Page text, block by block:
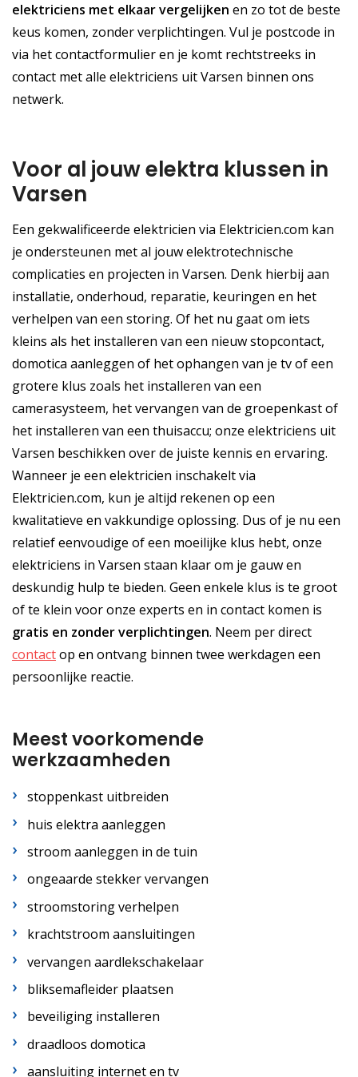
elektriciens met elkaar vergelijken en zo tot de beste
keus komen, zonder verplichtingen. Vul je postcode in
via het contactformulier en je komt rechtstreeks in
contact met alle elektriciens uit Varsen binnen ons
netwerk.
Voor al jouw elektra klussen in
Varsen
Een gekwalificeerde elektricien via Elektricien.com kan
je ondersteunen met al jouw elektrotechnische
complicaties en projecten in Varsen. Denk hierbij aan
installatie, onderhoud, reparatie, keuringen en het
verhelpen van een storing. Of het nu gaat om iets
kleins als het installeren van een nieuw stopcontact,
domotica aanleggen of het ophangen van je tv of een
grotere klus zoals het installeren van een
camerasysteem, het vervangen van de groepenkast of
het installeren van een thuisaccu; onze elektriciens uit
Varsen beschikken over de juiste kennis en ervaring.
Wanneer je een elektricien inschakelt via
Elektricien.com, kun je altijd rekenen op een
kwalitatieve en vakkundige oplossing. Dus of je nu een
relatief eenvoudige of een moeilijke klus hebt, onze
elektriciens in Varsen staan klaar om je gauw en
deskundig hulp te bieden. Geen enkele klus is te groot
of te klein voor onze experts en in contact komen is
gratis en zonder verplichtingen. Neem per direct
contactop en ontvang binnen twee werkdagen een
persoonlijke reactie.
Meest voorkomende
werkzaamheden
stoppenkast uitbreiden
huis elektra aanleggen
stroom aanleggen in de tuin
ongeaarde stekker vervangen
stroomstoring verhelpen
krachtstroom aansluitingen
vervangen aardlekschakelaar
bliksemafleider plaatsen
beveiliging installeren
draadloos domotica
aansluiting internet en tv